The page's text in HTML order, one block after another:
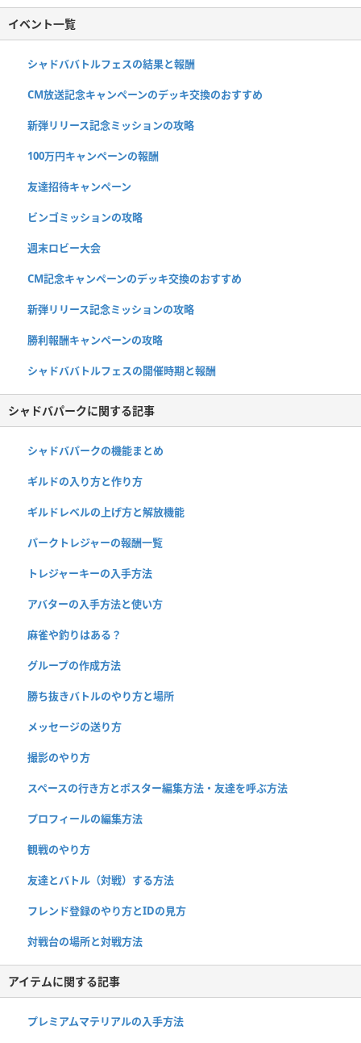
イベント一覧
シャドババトルフェスの結果と報酬
CM放送記念キャンペーンのデッキ交換のおすすめ
新弾リリース記念ミッションの攻略
100万円キャンペーンの報酬
友達招待キャンペーン
ビンゴミッションの攻略
週末ロビー大会
CM記念キャンペーンのデッキ交換のおすすめ
新弾リリース記念ミッションの攻略
勝利報酬キャンペーンの攻略
シャドババトルフェスの開催時期と報酬
シャドバパークに関する記事
シャドバパークの機能まとめ
ギルドの入り方と作り方
ギルドレベルの上げ方と解放機能
パークトレジャーの報酬一覧
トレジャーキーの入手方法
アバターの入手方法と使い方
麻雀や釣りはある？
グループの作成方法
勝ち抜きバトルのやり方と場所
メッセージの送り方
撮影のやり方
スペースの行き方とポスター編集方法・友達を呼ぶ方法
プロフィールの編集方法
観戦のやり方
友達とバトル（対戦）する方法
フレンド登録のやり方とIDの見方
対戦台の場所と対戦方法
アイテムに関する記事
プレミアムマテリアルの入手方法